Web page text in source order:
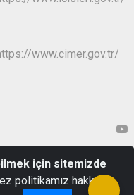
Edirne Merkez/Edirne
için sitemizde
politikamız hakkında